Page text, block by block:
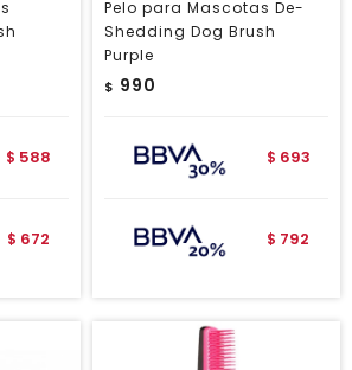
$ 588
$ 672
Pelo para Mascotas De-
Shedding Dog Brush
Purple
$ 990
$ 693
$ 792